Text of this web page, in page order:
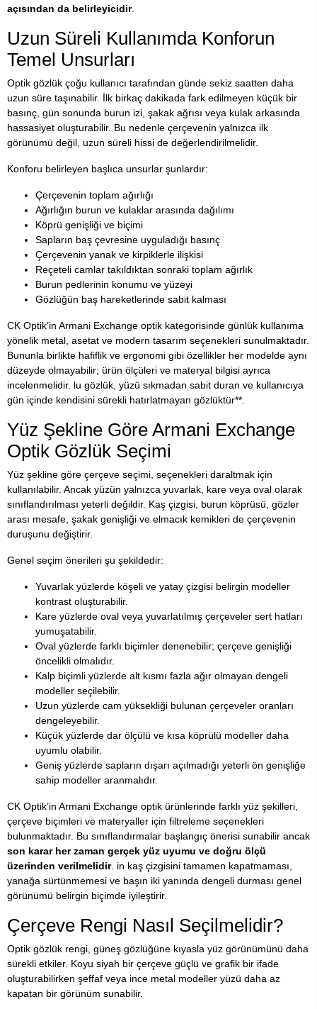
açısından da belirleyicidir.
Uzun Süreli Kullanımda Konforun
Temel Unsurları
Optik gözlük çoğu kullanıcı tarafından günde sekiz saatten daha
uzun süre taşınabilir. İlk birkaç dakikada fark edilmeyen küçük bir
basınç, gün sonunda burun izi, şakak ağrısı veya kulak arkasında
hassasiyet oluşturabilir. Bu nedenle çerçevenin yalnızca ilk
görünümü değil, uzun süreli hissi de değerlendirilmelidir.
Konforu belirleyen başlıca unsurlar şunlardır:
Çerçevenin toplam ağırlığı
Ağırlığın burun ve kulaklar arasında dağılımı
Köprü genişliği ve biçimi
Sapların baş çevresine uyguladığı basınç
Çerçevenin yanak ve kirpiklerle ilişkisi
Reçeteli camlar takıldıktan sonraki toplam ağırlık
Burun pedlerinin konumu ve yüzeyi
Gözlüğün baş hareketlerinde sabit kalması
CK Optik’in Armani Exchange optik kategorisinde günlük kullanıma
yönelik metal, asetat ve modern tasarım seçenekleri sunulmaktadır.
Bununla birlikte hafiflik ve ergonomi gibi özellikler her modelde aynı
düzeyde olmayabilir; ürün ölçüleri ve materyal bilgisi ayrıca
incelenmelidir. lu gözlük, yüzü sıkmadan sabit duran ve kullanıcıya
gün içinde kendisini sürekli hatırlatmayan gözlüktür**.
Yüz Şekline Göre Armani Exchange
Optik Gözlük Seçimi
Yüz şekline göre çerçeve seçimi, seçenekleri daraltmak için
kullanılabilir. Ancak yüzün yalnızca yuvarlak, kare veya oval olarak
sınıflandırılması yeterli değildir. Kaş çizgisi, burun köprüsü, gözler
arası mesafe, şakak genişliği ve elmacık kemikleri de çerçevenin
duruşunu değiştirir.
Genel seçim önerileri şu şekildedir:
Yuvarlak yüzlerde köşeli ve yatay çizgisi belirgin modeller
kontrast oluşturabilir.
Kare yüzlerde oval veya yuvarlatılmış çerçeveler sert hatları
yumuşatabilir.
Oval yüzlerde farklı biçimler denenebilir; çerçeve genişliği
öncelikli olmalıdır.
Kalp biçimli yüzlerde alt kısmı fazla ağır olmayan dengeli
modeller seçilebilir.
Uzun yüzlerde cam yüksekliği bulunan çerçeveler oranları
dengeleyebilir.
Küçük yüzlerde dar ölçülü ve kısa köprülü modeller daha
uyumlu olabilir.
Geniş yüzlerde sapların dışarı açılmadığı yeterli ön genişliğe
sahip modeller aranmalıdır.
CK Optik’in Armani Exchange optik ürünlerinde farklı yüz şekilleri,
çerçeve biçimleri ve materyaller için filtreleme seçenekleri
bulunmaktadır. Bu sınıflandırmalar başlangıç önerisi sunabilir ancak
son karar her zaman gerçek yüz uyumu ve doğru ölçü
üzerinden verilmelidir. in kaş çizgisini tamamen kapatmaması,
yanağa sürtünmemesi ve başın iki yanında dengeli durması genel
görünümü belirgin biçimde iyileştirir.
Çerçeve Rengi Nasıl Seçilmelidir?
Optik gözlük rengi, güneş gözlüğüne kıyasla yüz görünümünü daha
sürekli etkiler. Koyu siyah bir çerçeve güçlü ve grafik bir ifade
oluşturabilirken şeffaf veya ince metal modeller yüzü daha az
kapatan bir görünüm sunabilir.